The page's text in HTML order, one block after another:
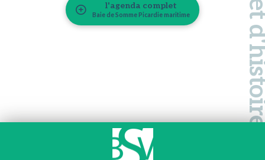
l'agenda complet
Baie de Somme Picardie maritime